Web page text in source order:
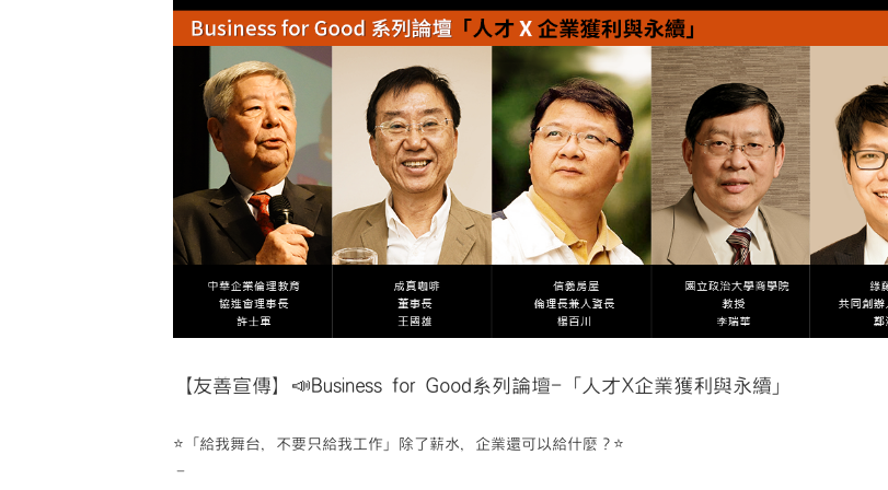
【友善宣傳】📣Business for Good系列論壇-「人才X企業獲利與永續」
⭐「給我舞台，不要只給我工作」除了薪水，企業還可以給什麼？⭐
–